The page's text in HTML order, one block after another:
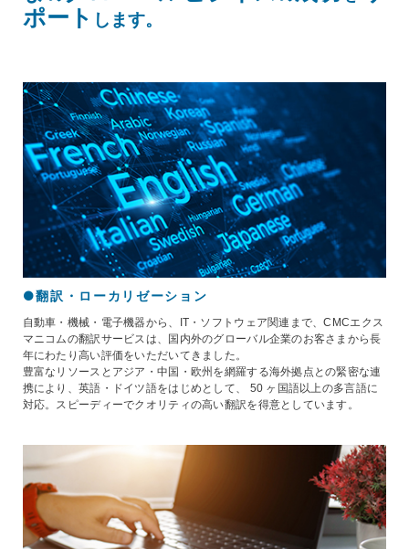
ポート します。
●翻訳・ローカリゼーション
自動車・機械・電子機器から、IT・ソフトウェア関連まで、CMCエクス
マニコムの翻訳サービスは、国内外のグローバル企業のお客さまから長
年にわたり高い評価をいただいてきました。
豊富なリソースとアジア・中国・欧州を網羅する海外拠点との緊密な連
携により、英語・ドイツ語をはじめとして、 50 ヶ国語以上の多言語に
対応。スピーディーでクオリティの高い翻訳を得意としています。